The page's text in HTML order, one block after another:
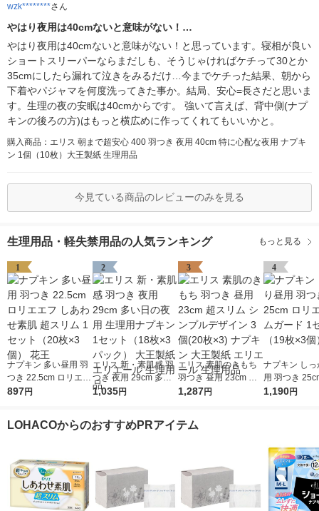
wzk********さん
やはり夜用は40cmないと意味がない！…
やはり夜用は40cmないと意味がない！と思っています。寝相が良い
ショートスリーパーならまだしも、そうじゃければケチって30とか
35cmにしたら漏れて泣きをみるだけ…今までケチった結果、朝から
下着やパジャマを何度洗ってきた事か。結局、安心=長さだと思いま
す。生理の夜の安眠は40cmからです。 強いて言えば、背中側(ナプ
キンの後ろの方)はもっと横広めに作ってくれてもいいかと。
購入商品：エリス 朝まで超安心 400 羽つき 夜用 40cm 特に心配な夜用 ナプキ
ン 1個（10枚）大王製紙 生理用品
今見ている商品のレビューのみを見る
生理用品・軽失禁用品の人気ランキング もっと見る
1
ナプキン 多い昼用 羽
つき 22.5cm ロリエエ
フ しあわせ素肌 超ス
897円
2
エリス 新・素肌感 羽
つき 夜用 29cm 多い
日の夜用 生理用ナプ
エリエール 生理用品
1,035円
3
エリス 素肌のきもち
羽つき 昼用 23cm 超
スリム シンプルデザ
エール 生理用品
1,287円
4
ナプキン しっ
用 羽つき
エ スリムガ
1,190円
LOHACOからのおすすめPRアイテム